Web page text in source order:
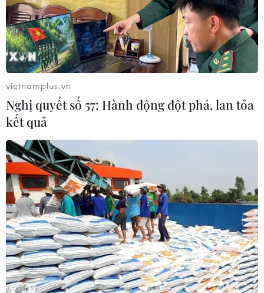
vietnamplus.vn
Nghị quyết số 57: Hành động đột phá, lan tỏa
kết quả